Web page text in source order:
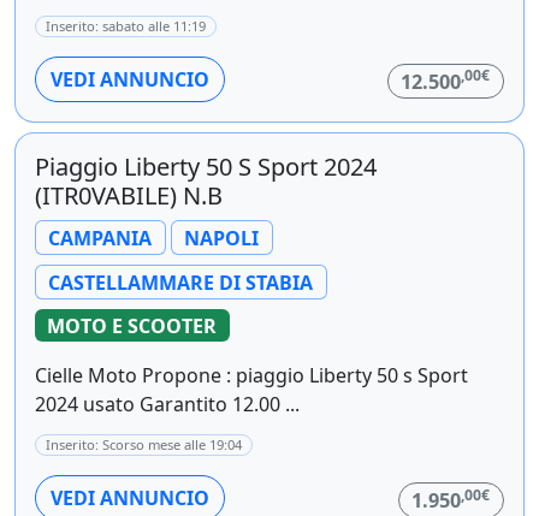
Inserito: sabato alle 11:19
VEDI ANNUNCIO 12.500,00€
Piaggio Liberty 50 S Sport 2024
(ITR0VABILE) N.B
CAMPANIA
NAPOLI
CASTELLAMMARE DI STABIA
MOTO E SCOOTER
Cielle Moto Propone : piaggio Liberty 50 s Sport
2024 usato Garantito 12.00 ...
Inserito: Scorso mese alle 19:04
VEDI ANNUNCIO 1.950,00€